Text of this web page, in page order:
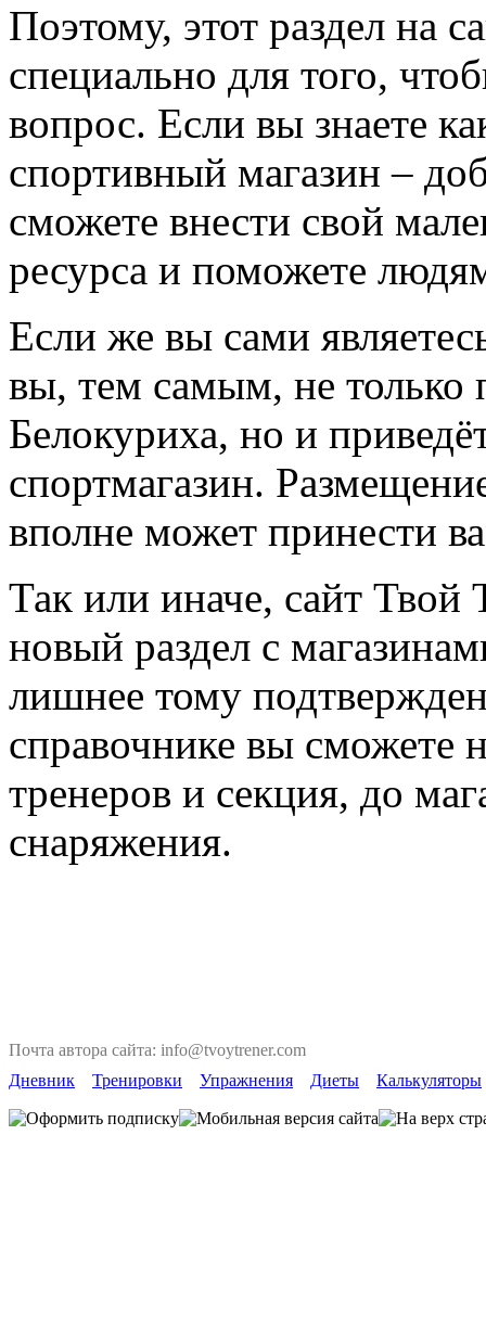
Поэтому, этот раздел на
специально для того,
вопрос. Если вы знаете
спортивный магазин –
сможете внести свой
ресурса и поможете
Если же вы сами
вы, тем самым, не только
Белокуриха, но и
спортмагазин.
вполне может принести
Так или иначе, сайт Твой
новый раздел с
лишнее тому
справочнике вы сможете
тренеров и секция, до
снаряжения.
Почта автора сайта: info@tvoytrener.com
Дневник
Тренировки Упражнения Диеты Калькуляторы